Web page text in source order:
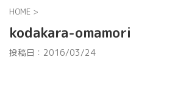
HOME >
kodakara-omamori
投稿日： 2016/03/24